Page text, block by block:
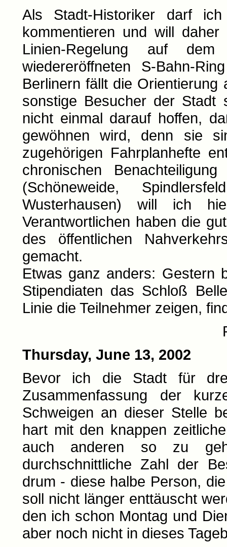
Als Stadt-Historiker darf ich
kommentieren und will
Linien-Regelung auf
wiedereröffneten S-Bahn-
Berlinern fällt die Orientierung
sonstige Besucher der Stadt
nicht einmal darauf hoffen,
gewöhnen wird, denn sie
zugehörigen Fahrplanhefte
chronischen
(Schöneweide,
Wusterhausen) will ich
Verantwortlichen haben die
des öffentlichen
gemacht.
Etwas ganz anders: Gestern
Stipendiaten das Schloß
Linie die Teilnehmer zeigen,
Thursday, June 13, 2002
Bevor ich die Stadt für
Zusammenfassung der
Schweigen an dieser Stelle
hart mit den knappen
auch anderen so zu
durchschnittliche Zahl der
drum - diese halbe Person,
soll nicht länger enttäuscht
den ich schon Montag und
aber noch nicht in dieses